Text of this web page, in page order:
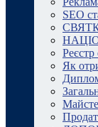
SEO
Реєстр
Як